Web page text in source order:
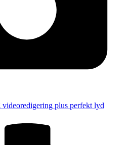
plus perfekt lyd